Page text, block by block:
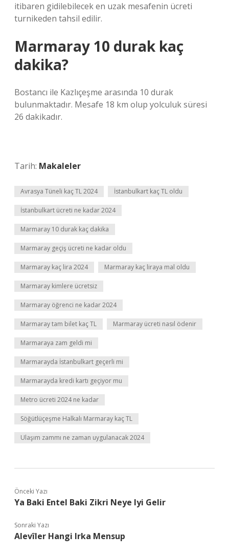
itibaren gidilebilecek en uzak mesafenin ücreti
turnikeden tahsil edilir.
Marmaray 10 durak kaç
dakika?
Bostancı ile Kazlıçeşme arasında 10 durak
bulunmaktadır. Mesafe 18 km olup yolculuk süresi
26 dakikadır.
Tarih: Makaleler
Avrasya Tüneli kaç TL 2024 İstanbulkart kaç TL oldu
İstanbulkart ücreti ne kadar 2024
Marmaray 10 durak kaç dakika
Marmaray geçiş ücreti ne kadar oldu
Marmaray kaç lira 2024 Marmaray kaç liraya mal oldu
Marmaray kimlere ücretsiz
Marmaray öğrenci ne kadar 2024
Marmaray tam bilet kaç TL Marmaray ücreti nasıl ödenir
Marmaraya zam geldi mi
Marmarayda İstanbulkart geçerli mi
Marmarayda kredi kartı geçiyor mu
Metro ücreti 2024 ne kadar
Söğütlüçeşme Halkalı Marmaray kaç TL
Ulaşım zammı ne zaman uygulanacak 2024
Önceki Yazı
Ya Baki Entel Baki Zikri Neye Iyi Gelir
Sonraki Yazı
Alevîler Hangi Irka Mensup